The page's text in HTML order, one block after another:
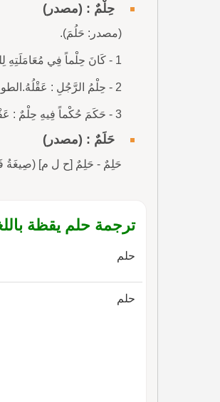
حِلْمٌ : (مصدر)
(مصدر: حَلُمَ).
1 - كَانَ حِلْماً فِي مُعَامَلَتِهِ لِلنَّاسِ : فِي مُعَامَلَتِهِ أنَاةٌ وَصَبْرٌ وَضَبْطُ لِلنَّفْسِ.
2 - حِلْمُ الرَّجُلِ : عَقْلُهُ.الطور آية 32 أَمْ تَأْمُرُهُمْ أحْلامُهُمْ بِهَذَا (قرآن).
3 - حَكَمَ حُكْماً فِيهِ حِلْمٌ : عَفْوٌ، صَفْحٌ.
حَلَمٌ : (مصدر)
حَلِمٌ - حَلِمٌ [ح ل م] (صِيغَةُ
ترجمة حلم يقظة
حلم
حلم